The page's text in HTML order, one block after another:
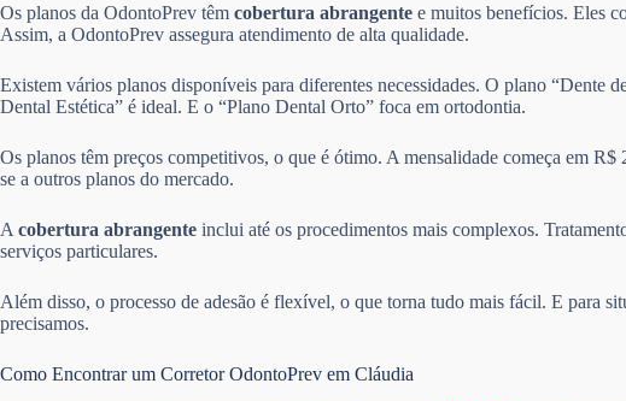
Os planos da OdontoPrev têm cobertura abrangente e muitos benefícios. Eles
Assim, a OdontoPrev assegura atendimento de alta qualidade.
Existem vários planos disponíveis para diferentes necessidades. O plano “Dente
Dental Estética” é ideal. E o “Plano Dental Orto” foca em ortodontia.
Os planos têm preços competitivos, o que é ótimo. A mensalidade começa em
se a outros planos do mercado.
A cobertura abrangente inclui até os procedimentos mais complexos.
serviços particulares.
Além disso, o processo de adesão é flexível, o que torna tudo mais fácil. E para
precisamos.
Como Encontrar um Corretor OdontoPrev em Cláudia